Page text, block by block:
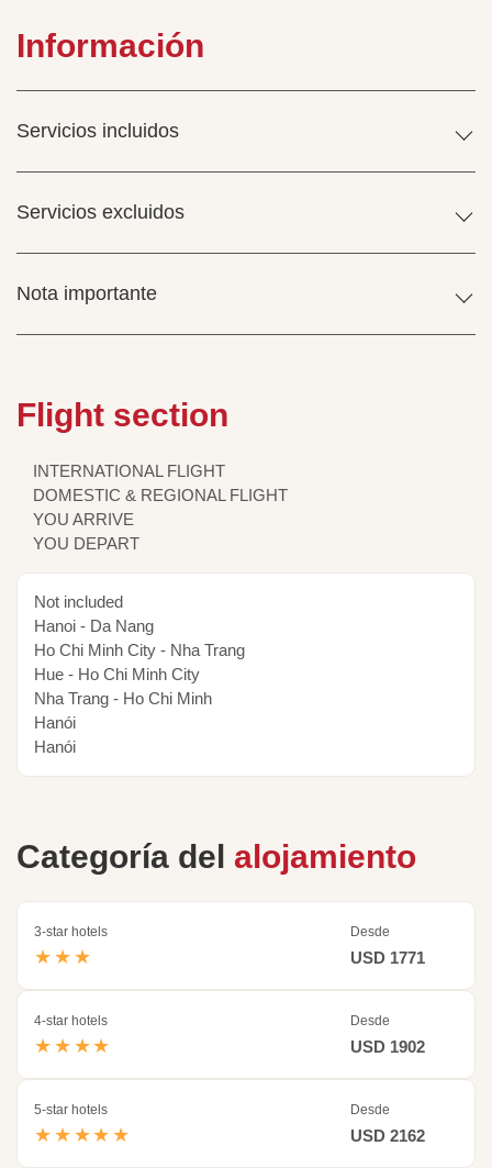
Información
Servicios incluidos
Servicios excluidos
Nota importante
Flight section
INTERNATIONAL FLIGHT
DOMESTIC & REGIONAL FLIGHT
YOU ARRIVE
YOU DEPART
Not included
Hanoi - Da Nang
Ho Chi Minh City - Nha Trang
Hue - Ho Chi Minh City
Nha Trang - Ho Chi Minh
Hanói
Hanói
Categoría del alojamiento
3-star hotels
★★★
Desde
USD 1771
4-star hotels
★★★★
Desde
USD 1902
5-star hotels
★★★★★
Desde
USD 2162